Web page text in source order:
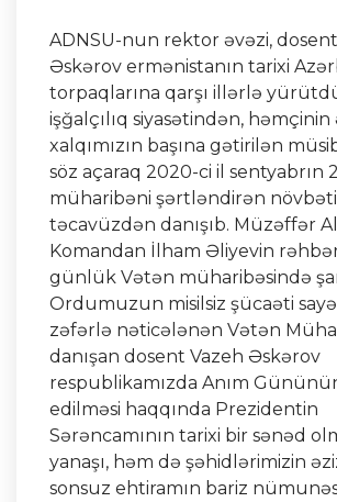
ADNSU-nun rektor əvəzi,
Əskərov ermənistanın tarixi
torpaqlarına qarşı illərlə
işğalçılıq siyasətindən,
xalqımızın başına gətirilən
söz açaraq 2020-ci il sentyabrın
müharibəni şərtləndirən
təcavüzdən danışıb. Müzəffər
Komandan İlham Əliyevin
günlük Vətən müharibəsində
Ordumuzun misilsiz şücaəti
zəfərlə nəticələnən Vətən
danışan dosent Vazeh Əskərov
respublikamızda Anım
edilməsi haqqında Prezidentin
Sərəncamının tarixi bir sənəd
yanaşı, həm də şəhidlərimizin
sonsuz ehtiramın bariz